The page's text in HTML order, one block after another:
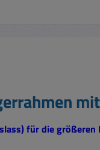
für die